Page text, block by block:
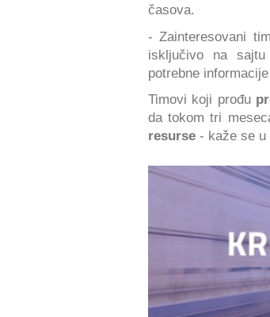
časova.
- Zainteresovani
isključivo na
potrebne
Timovi koji prođu
da tokom tri
resurse - kaže se u